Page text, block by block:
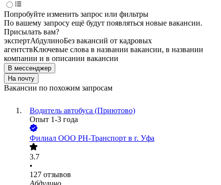
Попробуйте изменить запрос или фильтры
По вашему запросу ещё будут появляться новые вакансии.
Присылать вам?
экспертАбдулиноБез вакансий от кадровых
агентствКлючевые слова в названии вакансии, в названии
компании и в описании вакансии
В мессенджер
На почту
Вакансии по похожим запросам
Водитель автобуса (Приютово)
Опыт 1-3 года
Филиал ООО РН-Транспорт в г. Уфа
3.7
•
127 отзывов